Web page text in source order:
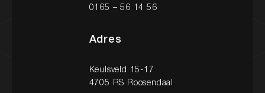
Nieuw binnen
0165 – 56 14 56
Adres
Keulsveld 15-17
4705 RS Roosendaal